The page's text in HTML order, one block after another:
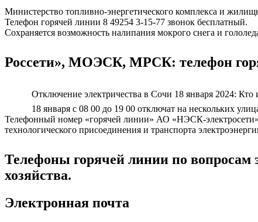
Министерство топливно-энергетического комплекса и
Телефон горячей линии 8 49254 3-15-77 звонок бесплатный.
Сохраняется возможность налипания мокрого снега и
Россети», МОЭСК, МРСК: телефон
Отключение электричества в Сочи 18 января 2024: Кто
18 января с 08 00 до 19 00 отключат на нескольких
Телефонный номер «горячей линии» АО «НЭСК-электросети»
технологического присоединения и транспорта
Телефоны горячей линии по
хозяйства.
Электронная почта